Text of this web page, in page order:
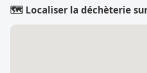
🗺️ Localiser la déchèterie